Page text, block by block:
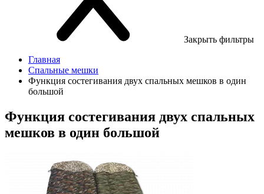
Закрыть фильтры
Главная
Спальные мешки
Функция состегивания двух спальных мешков в один
большой
Функция состегивания двух спальных
мешков в один большой